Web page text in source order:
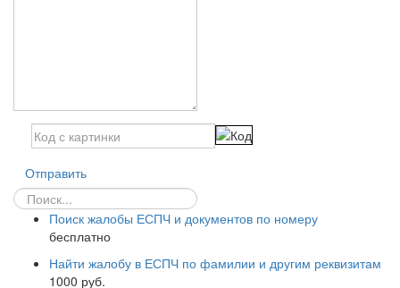
Отправить
Поиск жалобы ЕСПЧ и документов по номеру
бесплатно
Найти жалобу в ЕСПЧ по фамилии и другим реквизитам
1000 руб.